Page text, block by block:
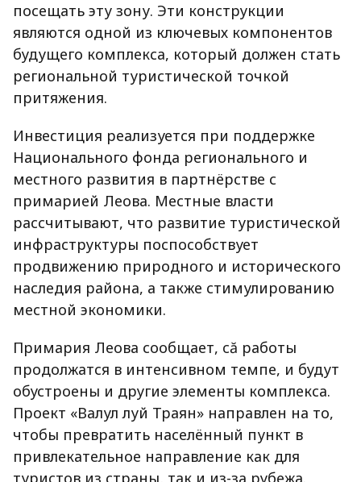
посещать эту зону. Эти конструкции
являются одной из ключевых компонентов
будущего комплекса, который должен стать
региональной туристической точкой
притяжения.
Инвестиция реализуется при поддержке
Национального фонда регионального и
местного развития в партнёрстве с
примарией Леова. Местные власти
рассчитывают, что развитие туристической
инфраструктуры поспособствует
продвижению природного и исторического
наследия района, а также стимулированию
местной экономики.
Примария Леова сообщает, că работы
продолжатся в интенсивном темпе, и будут
обустроены и другие элементы комплекса.
Проект «Валул луй Траян» направлен на то,
чтобы превратить населённый пункт в
привлекательное направление как для
туристов из страны, так и из-за рубежа.